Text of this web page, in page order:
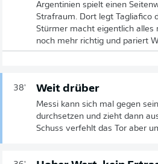
Argentinien spielt einen
Strafraum. Dort legt Tagliafico
Stürmer macht eigentlich alles
noch mehr richtig und pariert
38' Weit drüber
Messi kann sich mal gegen
durchsetzen und zieht dann
Schuss verfehlt das Tor aber